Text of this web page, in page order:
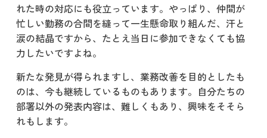
れた時の対応にも役立っています。やっぱり、仲間が
忙しい勤務の合間を縫って一生懸命取り組んだ、汗と
涙の結晶ですから、たとえ当日に参加できなくても協
力したいですよね。
新たな発見が得られますし、業務改善を目的としたも
のは、今も継続しているものもあります。自分たちの
部署以外の発表内容は、難しくもあり、興味をそそら
れもします。